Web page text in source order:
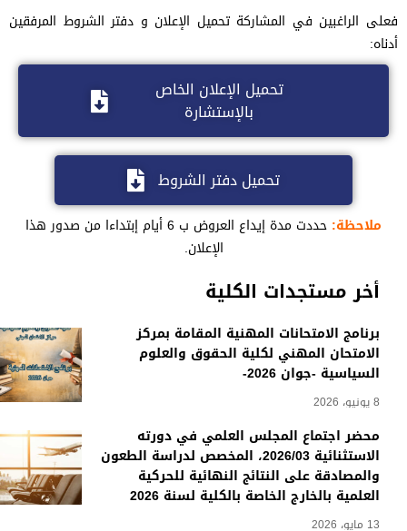
أخر مستجدات الكلية
برنامج الامتحانات المهنية المقامة بمركز
الامتحان المهني لكلية الحقوق والعلوم
السياسية -جوان 2026-
8 يونيو، 2026
محضر اجتماع المجلس العلمي في دورته
الاستثنائية 2026/03، المخصص لدراسة الطعون
والمصادقة على النتائج النهائية للحركية
العلمية بالخارج الخاصة بالكلية لسنة 2026
13 مايو، 2026
فعلى الراغبين في المشاركة تحميل الإعلان و دفتر الشروط المرفقين
أدناه:
تحميل الإعلان الخاص
بالإستشارة
تحميل دفتر الشروط
ملاحظة:
حددت مدة إيداع العروض ب 6 أيام إبتداءا من صدور هذا
الإعلان.